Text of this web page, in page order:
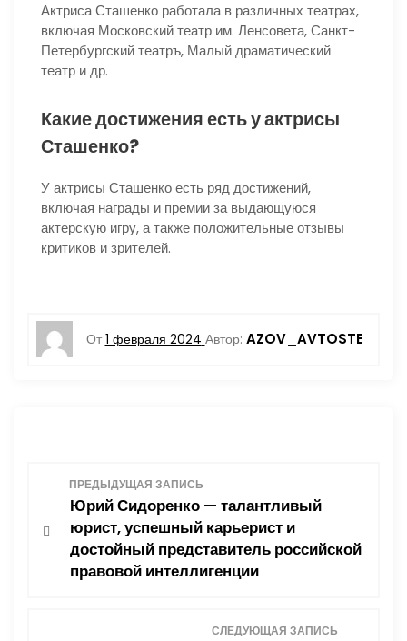
Актриса Сташенко работала в различных театрах,
включая Московский театр им. Ленсовета, Санкт-
Петербургский театръ, Малый драматический
театр и др.
Какие достижения есть у актрисы
Сташенко?
У актрисы Сташенко есть ряд достижений,
включая награды и премии за выдающуюся
актерскую игру, а также положительные отзывы
критиков и зрителей.
От 1 февраля 2024 Автор: AZOV_AVTOSTE
ПРЕДЫДУЩАЯ ЗАПИСЬ
Юрий Сидоренко — талантливый
юрист, успешный карьерист и
достойный представитель российской
правовой интеллигенции
СЛЕДУЮЩАЯ ЗАПИСЬ